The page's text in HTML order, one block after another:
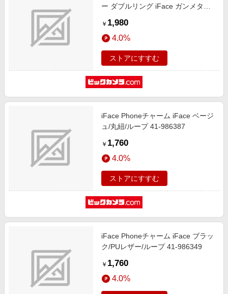
ー ダブルリング iFace ガンメタル
￥ 1,980
4.0%
ストアにすすむ
iFace Phoneチャーム iFace ベージ
ュ/丸紐/ループ 41-986387
￥ 1,760
4.0%
ストアにすすむ
iFace Phoneチャーム iFace ブラッ
ク/PUレザー/ループ 41-986349
￥ 1,760
4.0%